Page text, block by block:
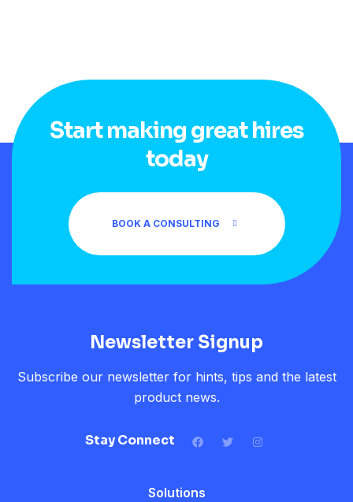
Start making great hires
today
BOOK A CONSULTING
Newsletter Signup
Subscribe our newsletter for hints, tips and the latest
product news.
Stay Connect
Solutions